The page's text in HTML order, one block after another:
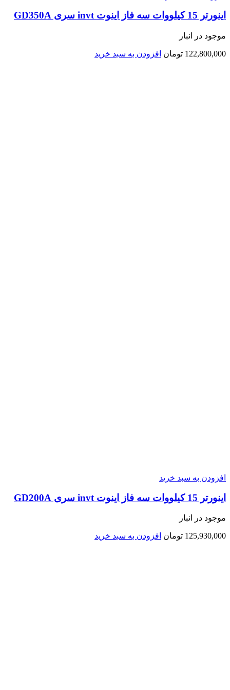
اينورتر 15 کیلووات سه فاز اینوت invt سری GD350A
موجود در انبار
122,800,000 تومان افزودن به سبد خرید
افزودن به سبد خرید
اينورتر 15 کیلووات سه فاز اینوت invt سری GD200A
موجود در انبار
125,930,000 تومان افزودن به سبد خرید